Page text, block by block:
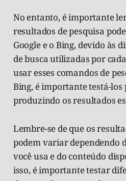
No entanto, é importante
resultados de pesquisa
Google e o Bing, devido às
de busca utilizadas por
usar esses comandos de
Bing, é importante testá-los
produzindo os resultados
Lembre-se de que os
podem variar dependendo
você usa e do conteúdo
isso, é importante testar